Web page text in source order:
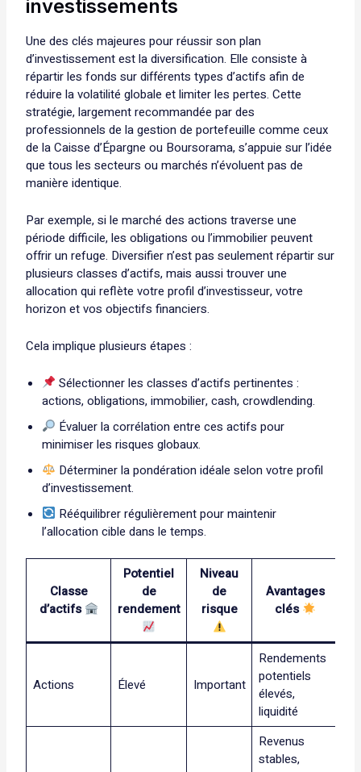
investissements
Une des clés majeures pour réussir son plan
d’investissement est la diversification. Elle consiste à
répartir les fonds sur différents types d’actifs afin de
réduire la volatilité globale et limiter les pertes. Cette
stratégie, largement recommandée par des
professionnels de la gestion de portefeuille comme ceux
de la Caisse d’Épargne ou Boursorama, s’appuie sur l’idée
que tous les secteurs ou marchés n’évoluent pas de
manière identique.
Par exemple, si le marché des actions traverse une
période difficile, les obligations ou l’immobilier peuvent
offrir un refuge. Diversifier n’est pas seulement répartir sur
plusieurs classes d’actifs, mais aussi trouver une
allocation qui reflète votre profil d’investisseur, votre
horizon et vos objectifs financiers.
Cela implique plusieurs étapes :
Sélectionner les classes d’actifs pertinentes :
actions, obligations, immobilier, cash, crowdlending.
Évaluer la corrélation entre ces actifs pour
minimiser les risques globaux.
Déterminer la pondération idéale selon votre profil
d’investissement.
Rééquilibrer régulièrement pour maintenir
l’allocation cible dans le temps.
Classe
d’actifs
Potentiel
de
rendement
Niveau
de
risque
Avantages
clés
Actions Élevé Important
Rendements
potentiels
élevés,
liquidité
Revenus
stables,